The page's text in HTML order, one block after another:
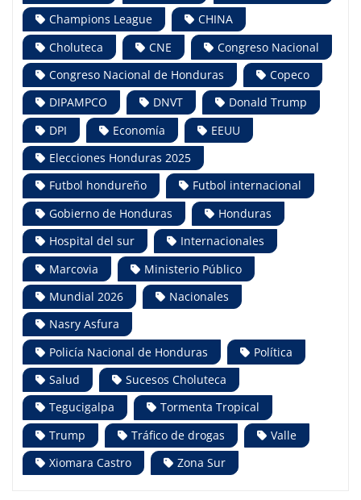
Champions League
CHINA
Choluteca
CNE
Congreso Nacional
Congreso Nacional de Honduras
Copeco
DIPAMPCO
DNVT
Donald Trump
DPI
Economía
EEUU
Elecciones Honduras 2025
Futbol hondureño
Futbol internacional
Gobierno de Honduras
Honduras
Hospital del sur
Internacionales
Marcovia
Ministerio Público
Mundial 2026
Nacionales
Nasry Asfura
Policía Nacional de Honduras
Política
Salud
Sucesos Choluteca
Tegucigalpa
Tormenta Tropical
Trump
Tráfico de drogas
Valle
Xiomara Castro
Zona Sur